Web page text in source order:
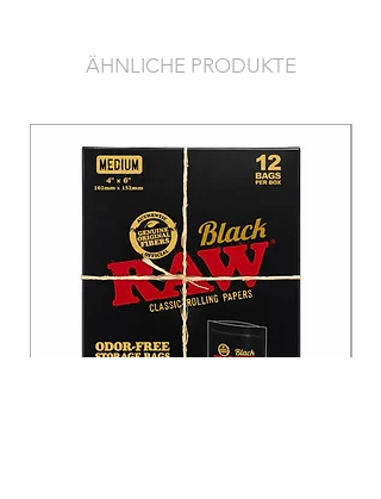
ÄHNLICHE PRODUKTE